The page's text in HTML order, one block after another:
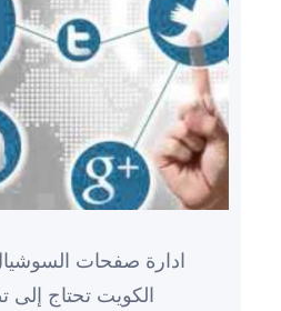
ادارة صفحات
الكويت تحتاج